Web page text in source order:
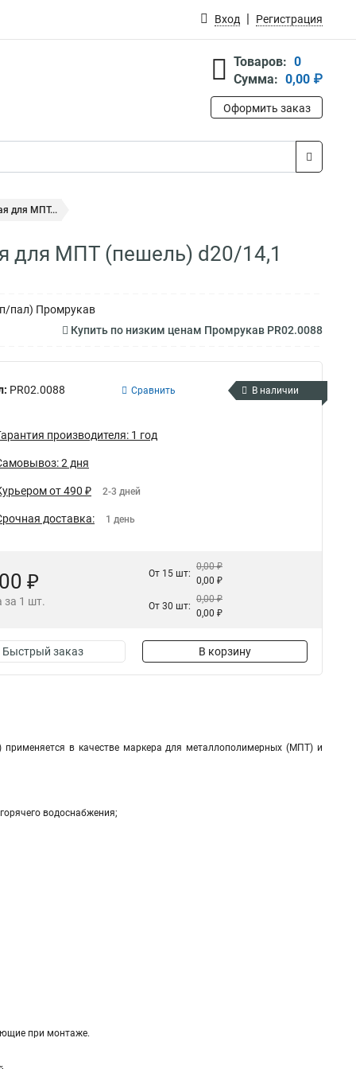
Вход Регистрация
Товаров: 0
Сумма: 0,00 ₽
Оформить заказ
для МПТ...
для МПТ (пешель) d20/14,1
пал) Промрукав
Купить по низким ценам Промрукав PR02.0088
PR02.0088 Сравнить В наличии
производителя: 1 год
2 дня
от 490 ₽ 2-3 дней
доставка: 1 день
₽
за 1 шт.
От 15 шт:
0,00 ₽
0,00 ₽
От 30 шт:
0,00 ₽
0,00 ₽
Быстрый заказ В корзину
в качестве маркера для металлополимерных (МПТ) и
водоснабжения;
при монтаже.